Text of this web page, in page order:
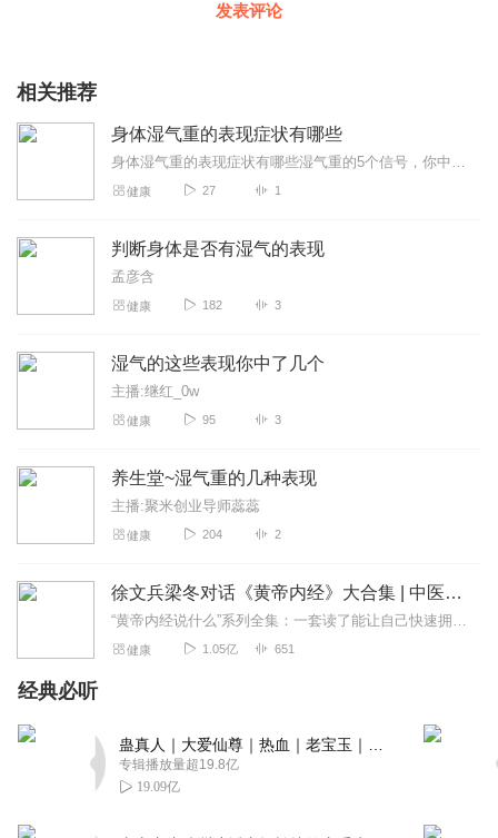
发表评论
相关推荐
身体湿气重的表现症状有哪些
身体湿气重的表现症状有哪些湿气重的5个信号，你中了几个？中医教你自查最近总觉得自己"油"得能炒菜？早上洗完头下午就油腻腻地贴在头皮上，活像刚泡完方便面。这可能是...
健康 27 1
判断身体是否有湿气的表现
孟彦含
健康 182 3
湿气的这些表现你中了几个
主播:继红_0w
健康 95 3
养生堂~湿气重的几种表现
主播:聚米创业导师蕊蕊
健康 204 2
徐文兵梁冬对话《黄帝内经》大合集 | 中医养生
“黄帝内经说什么”系列全集：一套读了能让自己快速拥有天时、地利、人和的正能量书籍。年轻人读了能更好地懂得处事养身，变得强大；中年人读了会放下得失，随心所欲；老年...
健康 1.05亿 651
经典必听
专辑播放量超19.8亿
19.09亿